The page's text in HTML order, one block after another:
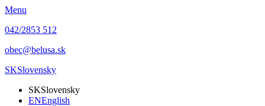
Menu
042/2853 512
obec@belusa.sk
SKSlovensky
SKSlovensky
ENEnglish